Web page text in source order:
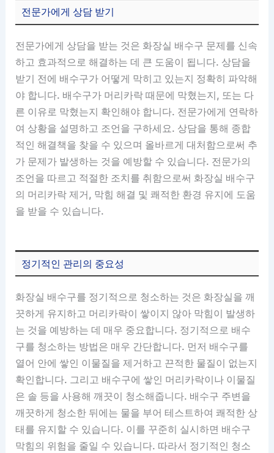
전문가에게 상담 받기
전문가에게 상담을 받는 것은 화장실 배수구 문제를 신속
하고 효과적으로 해결하는 데 큰 도움이 됩니다. 상담을
받기 전에 배수구가 어떻게 막히고 있는지 정확히 파악해
야 합니다. 배수구가 머리카락 때문에 막혔는지, 또는 다
른 이유로 막혔는지 확인해야 합니다. 전문가에게 연락하
여 상황을 설명하고 조언을 구하세요. 상담을 통해 종합
적인 해결책을 찾을 수 있으며 올바르게 대처함으로써 추
가 문제가 발생하는 것을 예방할 수 있습니다. 전문가의
조언을 따르고 적절한 조치를 취함으로써 화장실 배수구
의 머리카락 제거, 막힘 해결 및 쾌적한 환경 유지에 도움
을 받을 수 있습니다.
정기적인 관리의 중요성
화장실 배수구를 정기적으로 청소하는 것은 화장실을 깨
끗하게 유지하고 머리카락이 쌓이지 않아 막힘이 발생하
는 것을 예방하는 데 매우 중요합니다. 정기적으로 배수
구를 청소하는 방법은 매우 간단합니다. 먼저 배수구를
열어 안에 쌓인 이물질을 제거하고 끈적한 물질이 없는지
확인합니다. 그리고 배수구에 쌓인 머리카락이나 이물질
은 솔 등을 사용해 깨끗이 청소해줍니다. 배수구 주변을
깨끗하게 청소한 뒤에는 물을 부어 테스트하여 쾌적한 상
태를 유지할 수 있습니다. 이를 꾸준히 실시하면 배수구
막힘의 위험을 줄일 수 있습니다. 따라서 정기적인 청소